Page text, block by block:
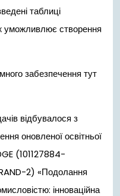
таблиці
уможливлює створення
забезпечення тут
відбувалося з
оновленої освітньої
(101127884-
2) «Подолання
інноваційна